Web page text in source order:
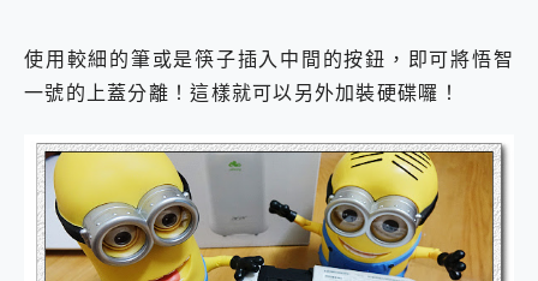
使用較細的筆或是筷子插入中間的按鈕，即可將悟智
一號的上蓋分離！這樣就可以另外加裝硬碟囉！